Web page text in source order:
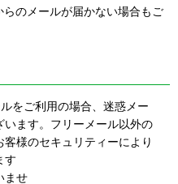
のメールが届かない場合もご
をご利用の場合、迷惑メー
います。フリーメール以外の
様のセキュリティーにより
す
ませ